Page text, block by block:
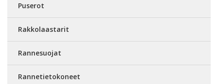
Puserot
Rakkolaastarit
Rannesuojat
Rannetietokoneet